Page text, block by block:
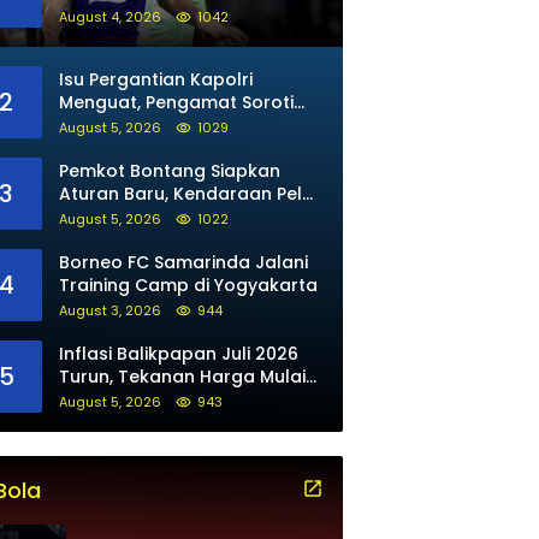
untuk Maung Bandung
August 4, 2026 1042
2
Isu Pergantian Kapolri
Menguat, Pengamat Soroti
Arah Kepemimpinan Polri
August 5, 2026 1029
3
Pemkot Bontang Siapkan
Aturan Baru, Kendaraan Pelat
Luar Tak Bisa Beli BBM Subsidi
August 5, 2026 1022
Borneo FC Samarinda Jalani
Training Camp di Yogyakarta
August 3, 2026 944
Inflasi Balikpapan Juli 2026
Turun, Tekanan Harga Mulai
Mereda
August 5, 2026 943